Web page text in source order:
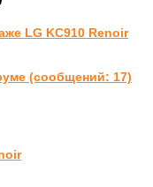
LG KC910 Renoir
(сообщений: 17)